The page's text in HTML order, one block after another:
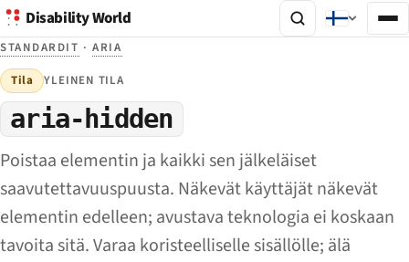
Disability World
STANDARDIT ·ARIA
Tila YLEINEN TILA
aria-hidden
Poistaa elementin ja kaikki sen jälkeläiset
saavutettavuuspuusta. Näkevät käyttäjät näkevät
elementin edelleen; avustava teknologia ei koskaan
tavoita sitä. Varaa koristeelliselle sisällölle; älä